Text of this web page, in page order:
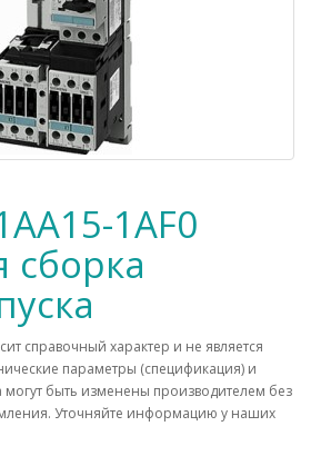
1AF0
сборка
справочный характер и не является
параметры (спецификация) и
могут быть изменены производителем без
Уточняйте информацию у наших